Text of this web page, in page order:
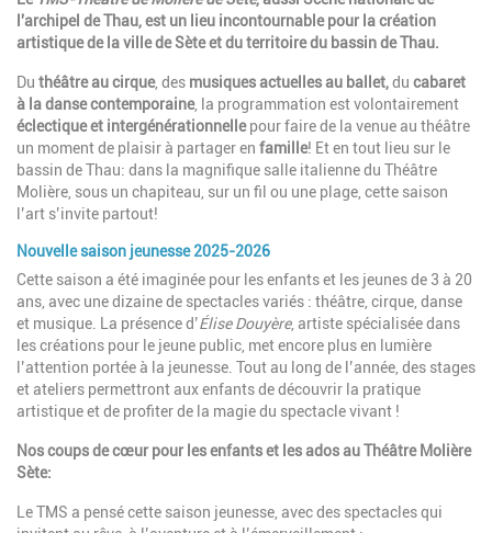
l'archipel de Thau,est un lieu incontournable pour la création
artistique de la ville de Sète et du territoire du bassin de Thau.
Du théâtre au cirque, des musiques actuelles au ballet,du cabaret
à la danse contemporaine, la programmation est volontairement
éclectique et intergénérationnellepour faire de la venue au théâtre
un moment de plaisir à partager en famille! Et en tout lieu sur le
bassin de Thau: dans la magnifique salle italienne du Théâtre
Molière, sous un chapiteau, sur un fil ou une plage, cette saison
l’art s’invite partout!
Nouvelle saison jeunesse 2025-2026
Cette saison a été imaginée pour les enfants et les jeunes de 3 à 20
ans, avec une dizaine de spectacles variés : théâtre, cirque, danse
et musique. La présence d’Élise Douyère, artiste spécialisée dans
les créations pour le jeune public, met encore plus en lumière
l’attention portée à la jeunesse. Tout au long de l’année, des stages
et ateliers permettront aux enfants de découvrir la pratique
artistique et de profiter de la magie du spectacle vivant !
Nos coups de cœur pour les enfants et les ados au Théâtre Molière
Sète:
Le TMS a pensé cette saison jeunesse, avec des spectacles qui